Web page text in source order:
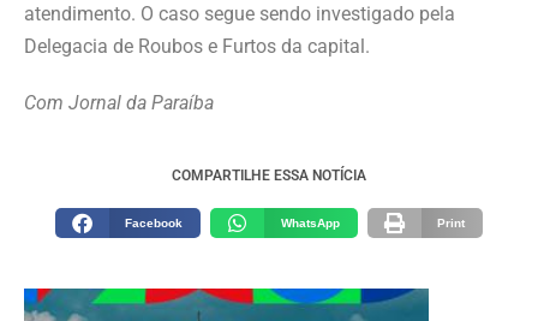
atendimento. O caso segue sendo investigado pela
Delegacia de Roubos e Furtos da capital.
Com Jornal da Paraíba
COMPARTILHE ESSA NOTÍCIA
Facebook WhatsApp Print